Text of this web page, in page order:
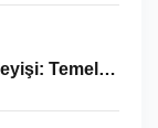
Temel